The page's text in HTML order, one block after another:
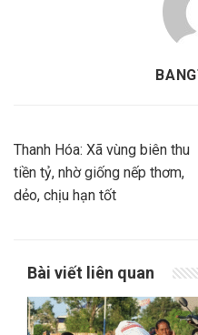
Thanh Hóa: Xã vùng biên thu
tiền tỷ, nhờ giống nếp thơm,
dẻo, chịu hạn tốt
Bài viết liên quan